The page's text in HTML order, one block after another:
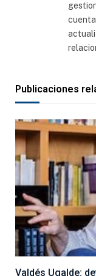
Publicaciones
Valdés Ugalde: